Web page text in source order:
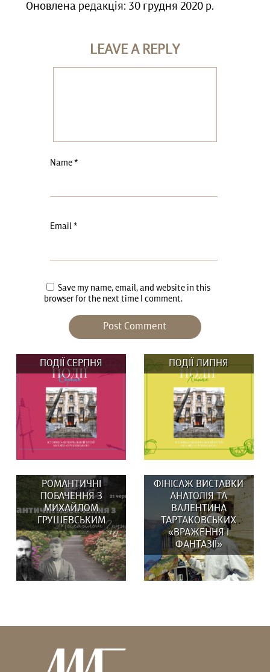
Оновлена редакція: 30 грудня 2020 р.
LEAVE A REPLY
Name *
Email *
Save my name, email, and website in this
browser for the next time I comment.
ПОДІЇ СЕРПНЯ
ВИСТАВКИ: 29 та 30
серпня о 14:00
Вистав(к)а...
ПОДІЇ ЛИПНЯ
У липні в музеї:
ВИСТАВКИ: Вистав(к)а
«СВОЇ/ЧУЖІ ЛЮДИ,...
РОМАНТИЧНІ
ПОБАЧЕННЯ З
МИХАЙЛОМ
ГРУШЕВСЬКИМ
Гадаєте, що Михайло
ФІНІСАЖ ВИСТАВКИ
АНАТОЛІЯ ТА
ВАЛЕНТИНА
ТАРТАКОВСЬКИХ
«ВРАЖЕННЯ І
ФАНТАЗІЇ»